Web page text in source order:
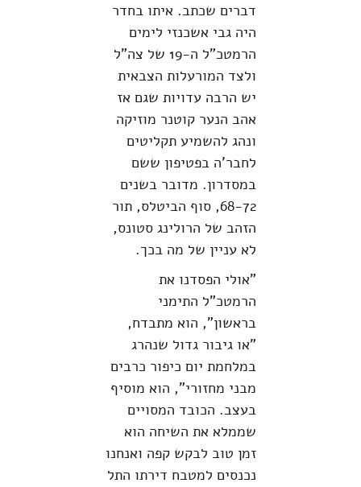
דברים שכתב. איתו בחדר
היה גבי אשכנזי לימים
הרמטכ"ל ה-19 של צה"ל
ולצד המורעלות הצבאית
יש הרבה עדויות שגם אז
אהב הנער קוטנר מוזיקה
ונהג להשמיע תקליטים
לחבר'ה בפטיפון ששם
במסדרון. מדובר בשנים
68-72, סוף הביטלס, תור
הזהב של הרולינג סטונס,
לא עניין של מה בכך.
"אולי הפסדנו את
הרמטכ"ל התימני
בראשון", הוא מתבדח,
"או גיבור גדול שנהרג
במלחמת יום כיפור כרבים
מבני מחזורי", הוא מוסיף
בעצב. הכובד המסויים
שממלא את השיחה הוא
זמן טוב לבקש קפה ואנחנו
נכנסים למטבח דירתו התל